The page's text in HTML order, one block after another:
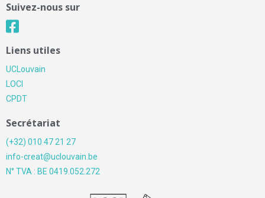
Suivez-nous sur
Liens utiles
UCLouvain
LOCI
CPDT
Secrétariat
(+32) 010 47 21 27
info-creat@uclouvain.be
N° TVA : BE 0419.052.272